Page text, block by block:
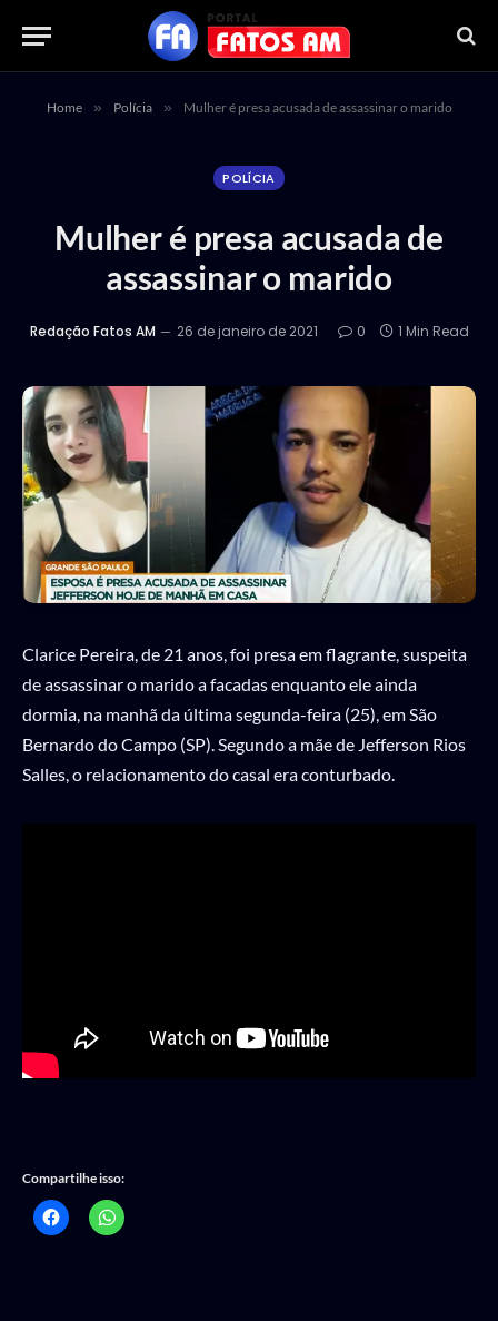
Home » Polícia » Mulher é presa acusada de assassinar o marido
POLÍCIA
Mulher é presa acusada de
assassinar o marido
Redação Fatos AM 26 de janeiro de 2021 0 1 Min Read
Clarice Pereira, de 21 anos, foi presa em flagrante, suspeita
de assassinar o marido a facadas enquanto ele ainda
dormia, na manhã da última segunda-feira (25), em São
Bernardo do Campo (SP). Segundo a mãe de Jefferson Rios
Salles, o relacionamento do casal era conturbado.
Compartilhe isso: